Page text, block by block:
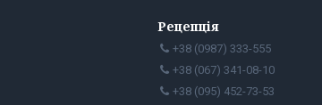
Рецепція
+38 (0987) 333-555
+38 (067) 341-08-10
+38 (095) 452-73-53